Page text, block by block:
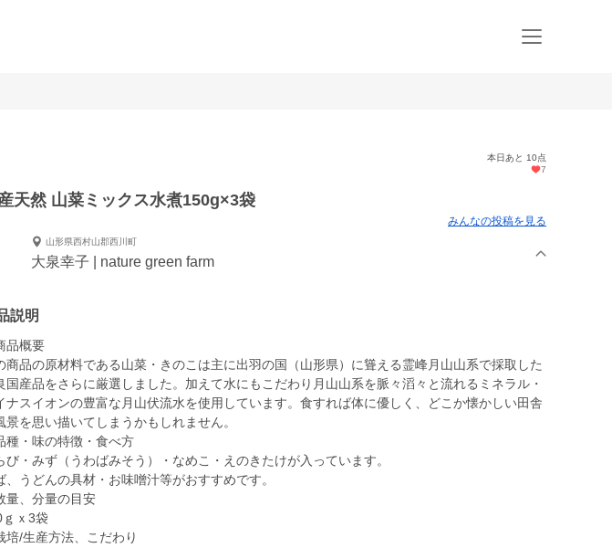
本日あと 10点
7
天然 山菜ミックス水煮150g×3袋
みんなの投稿を見る
山形県西村山郡西川町
大泉幸子 | nature green farm
説明
品概要
商品の原材料である山菜・きのこは主に出羽の国（山形県）に聳える霊峰月山山系で採取した
国産品をさらに厳選しました。加えて水にもこだわり月山山系を脈々滔々と流れるミネラル・
ナスイオンの豊富な月山伏流水を使用しています。食すれば体に優しく、どこか懐かしい田舎
景を思い描いてしまうかもしれません。
種・味の特徴・食べ方
び・みず（うわばみそう）・なめこ・えのきたけが入っています。
、うどんの具材・お味噌汁等がおすすめです。
量、分量の目安
ｇｘ3袋
培/生産方法、こだわり